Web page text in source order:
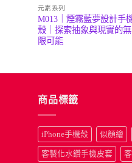
元素系列
M013｜煙霧藍夢設計手
殼｜探索抽象與現實的無
限可能
商品標籤
iPhone手機殼 似顏繪
客製化水鑽手機皮套